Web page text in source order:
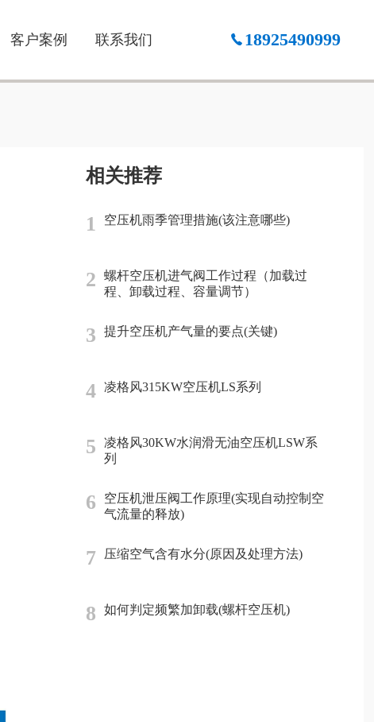
客户案例 联系我们 18925490999
相关推荐
1 空压机雨季管理措施(该注意哪些)
2
螺杆空压机进气阀工作过程（加载过
程、卸载过程、容量调节）
3 提升空压机产气量的要点(关键)
4 凌格风315KW空压机LS系列
5
凌格风30KW水润滑无油空压机LSW系
列
6
空压机泄压阀工作原理(实现自动控制空
气流量的释放)
7 压缩空气含有水分(原因及处理方法)
8 如何判定频繁加卸载(螺杆空压机)